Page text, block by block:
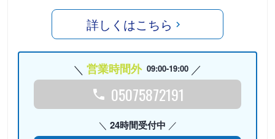
詳しくはこちら
営業時間外 09:00-19:00
05075872191
24時間受付中